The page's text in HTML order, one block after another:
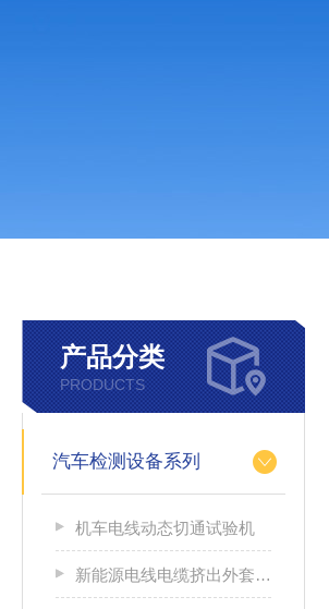
产品分类
PRODUCTS
汽车检测设备系列
机车电线动态切通试验机
新能源电线电缆挤出外套刮磨试验仪